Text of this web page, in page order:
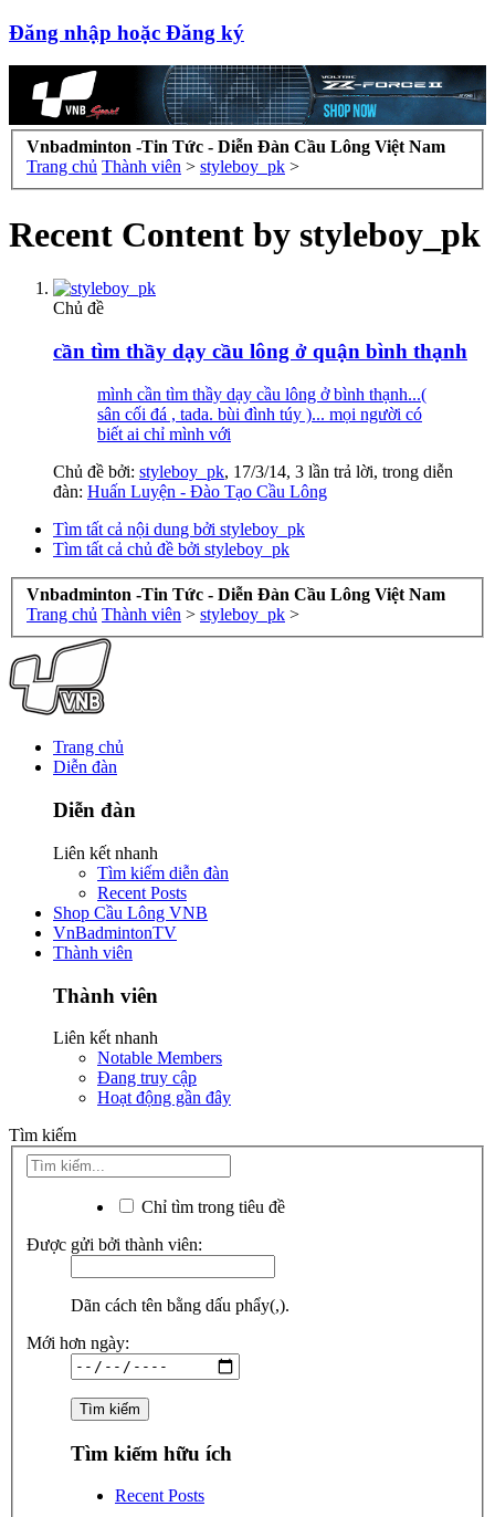
Đăng nhập hoặc Đăng ký
Vnbadminton -Tin Tức - Diễn Đàn Cầu Lông Việt Nam
Trang chủ Thành viên > styleboy_pk >
Recent Content by styleboy_pk
Chủ đề
cần tìm thầy dạy cầu lông ở quận bình thạnh
mình cần tìm thầy dạy cầu lông ở bình thạnh...(
sân cối đá , tada. bùi đình túy )... mọi người có
biết ai chỉ mình với
Chủ đề bởi: styleboy_pk, 17/3/14, 3 lần trả lời, trong diễn
đàn: Huấn Luyện - Đào Tạo Cầu Lông
Tìm tất cả nội dung bởi styleboy_pk
Tìm tất cả chủ đề bởi styleboy_pk
Vnbadminton -Tin Tức - Diễn Đàn Cầu Lông Việt Nam
Trang chủ Thành viên > styleboy_pk >
Trang chủ
Diễn đàn
Diễn đàn
Liên kết nhanh
Tìm kiếm diễn đàn
Recent Posts
Shop Cầu Lông VNB
VnBadmintonTV
Thành viên
Thành viên
Liên kết nhanh
Notable Members
Đang truy cập
Hoạt động gần đây
Tìm kiếm
Chỉ tìm trong tiêu đề
Được gửi bởi thành viên:
Dãn cách tên bằng dấu phẩy(,).
Mới hơn ngày:
Tìm kiếm hữu ích
Recent Posts